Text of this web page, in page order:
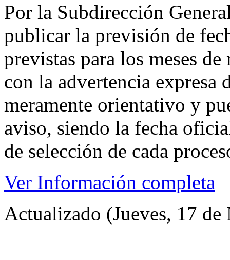
Por la Subdirección
publicar la previsión de
previstas para los meses
con la advertencia expresa
meramente orientativo y
aviso, siendo la fecha
de selección de cada
Ver Información completa
Actualizado (Jueves, 17